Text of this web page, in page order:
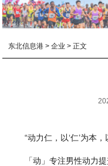
东北信息港 >企业 > 正文
“动力仁，以‘仁’为本
「动」专注男性动力